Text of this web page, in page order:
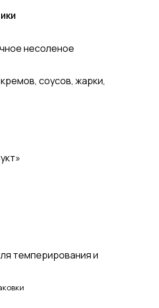
несоленое
соусов, жарки,
темперирования и